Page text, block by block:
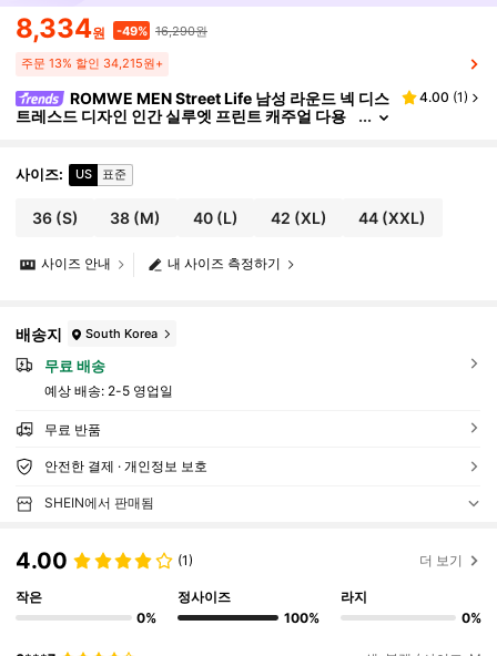
8,334원 -49% 16,290원
주문 13% 할인 34,215원+
ROMWE MEN Street Life 남성 라운드 넥 디스
트레스드 디자인 인간 실루엣 프린트 캐주얼 다용
4.00 (1)
사이즈: US 표준
36(S) 38 (M) 40(L) 42 (XL) 44 (XXL)
내 사이즈 측정하기
사이즈 안내
배송지 South Korea
무료 배송
예상 배송: 2-5 영업일
무료 반품
안전한 결제 · 개인정보 보호
SHEIN에서 판매됨
4.00 (1) 더 보기
작은
0%
정사이즈
100%
라지
0%